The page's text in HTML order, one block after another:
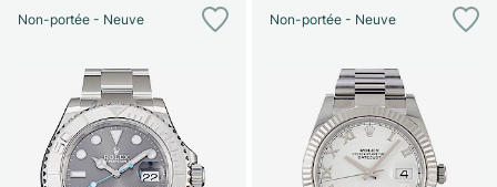
Non-portée - Neuve Non-portée - Neuve